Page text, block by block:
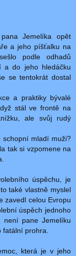
Jemelíka opět
a jeho píšťalku na
podle odhadů
a do jeho hledáčku
se tentokrát dostal
a praktiky bývalé
stál ve frontě na
ale svůj rudý
schopní mladí muži?
tak si vzpomene na
úspěchu, je
také vlastně myslel
zavedl celou Evropu
úspěch jednoho
není pane Jemelíku
prohra.
která je v jeho